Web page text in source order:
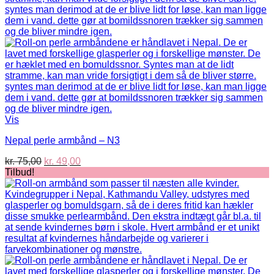
Vis
Nepal perle armbånd – N3
kr.75,00 Den
pris
var:
kr. 75,00.
kr. 49,00Den
pris
er:
kr. 49,00.
Tilbud!